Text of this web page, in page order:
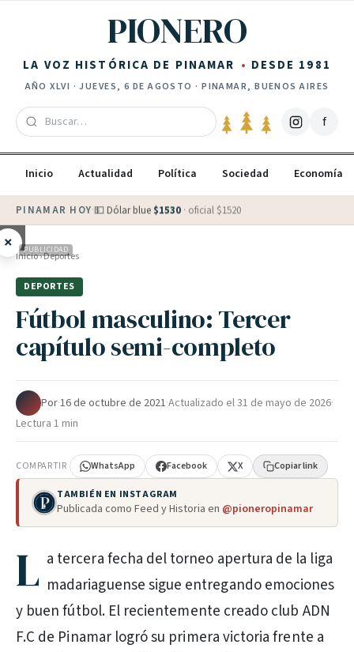
PIONERO
LA VOZ HISTÓRICA DE PINAMAR DESDE 1981
AÑOXLVI ·JUEVES, 6 DE AGOSTO · PINAMAR, BUENOS AIRES
f
Inicio Actualidad Política Sociedad Economía
PINAMAR HOY·💵 Dólar blue $1530 · oficial $1520
× PUBLICIDAD
Inicio›Deportes
DEPORTES
Fútbol masculino: Tercer
capítulo semi-completo
Por·16 de octubre de 2021·Actualizado el31 de mayo de 2026·
Lectura 1 min
COMPARTIR WhatsApp Facebook X Copiar link
TAMBIÉN EN INSTAGRAM
Publicada como Feed y Historia en @pioneropinamar
L a tercera fecha del torneo apertura de la liga
madariaguense sigue entregando emociones
y buen fútbol. El recientemente creado club ADN
F.C de Pinamar logró su primera victoria frente a